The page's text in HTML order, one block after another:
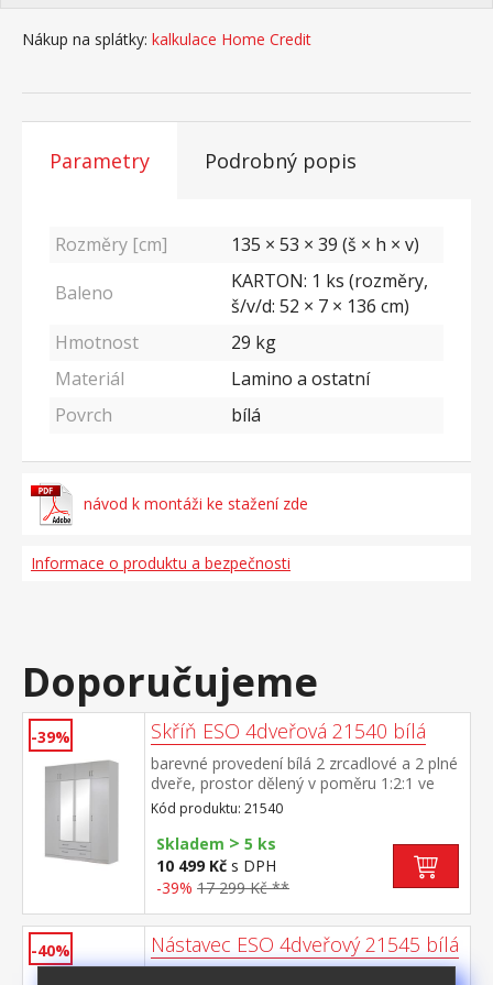
Nákup na splátky: kalkulace Home Credit
Parametry Podrobný popis
Rozměry [cm]
135 × 53 × 39 (š × h × v)
Baleno
KARTON: 1 ks (rozměry,
š/v/d: 52 × 7 × 136 cm)
Hmotnost
29 kg
Materiál
Lamino a ostatní
Povrch
bílá
návod k montáži ke stažení zde
Informace o produktu a bezpečnosti
Doporučujeme
-39% Skříň ESO 4dveřová 21540 bílá
barevné provedení bílá 2 zrcadlové a 2 plné
dveře, prostor dělený v poměru 1:2:1 ve
všech třech částech šatní tyč a police, ve
střední časti dole 2 zásuvky možno doplnit
o nástavec 21545
Kód produktu: 21540
Skladem > 5 ks
10 499 Kč s DPH
-39% 17 299 Kč **
-40% Nástavec ESO 4dveřový 21545 bílá